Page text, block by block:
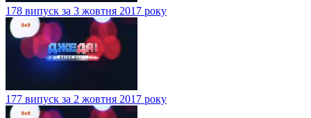
178 випуск за 3 жовтня 2017 року
177 випуск за 2 жовтня 2017 року